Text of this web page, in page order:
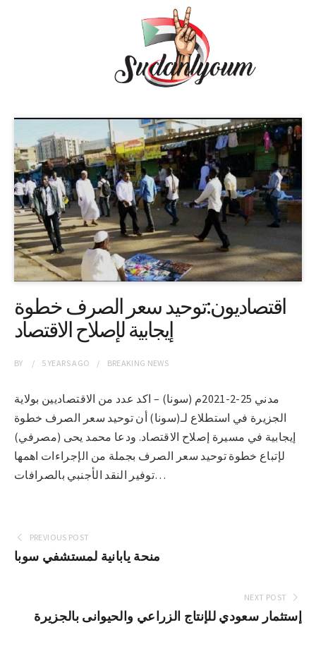
اقتصاديون:توحيد سعر الصرف خطوة
إيجابية لإصلاح الاقتصاد
BY 5 YEARSAGO BREAKING NEWS
مدني 25-2-2021م (سونا) – اكد عدد من الاقتصاديين بولاية
الجزيرة في استطلاع لـ(سونا) أن توحيد سعر الصرف خطوة
إيجابية في مسيرة إصلاح الاقتصاد. ودعا محمد يحى (مصرفي)
لإتباع خطوة توحيد سعر الصرف بجملة من الإجراءات اهمها
توفير النقد الأجنبي بالصرافات…
PREVIOUS POST
منحة يابانية لمستشفي سوبا
NEXT POST
إستثمار سعودي للإنتاج الزراعي والحيوانى بالجزيرة